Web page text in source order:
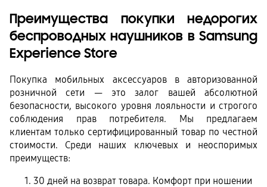
Преимущества покупки недорогих
беспроводных наушников в Samsung
Experience Store
Покупка мобильных аксессуаров в авторизованной
розничной сети — это залог вашей абсолютной
безопасности, высокого уровня лояльности и строгого
соблюдения прав потребителя. Мы предлагаем
клиентам только сертифицированный товар по честной
стоимости. Среди наших ключевых и неоспоримых
преимуществ:
30 дней на возврат товара. Комфорт при ношении